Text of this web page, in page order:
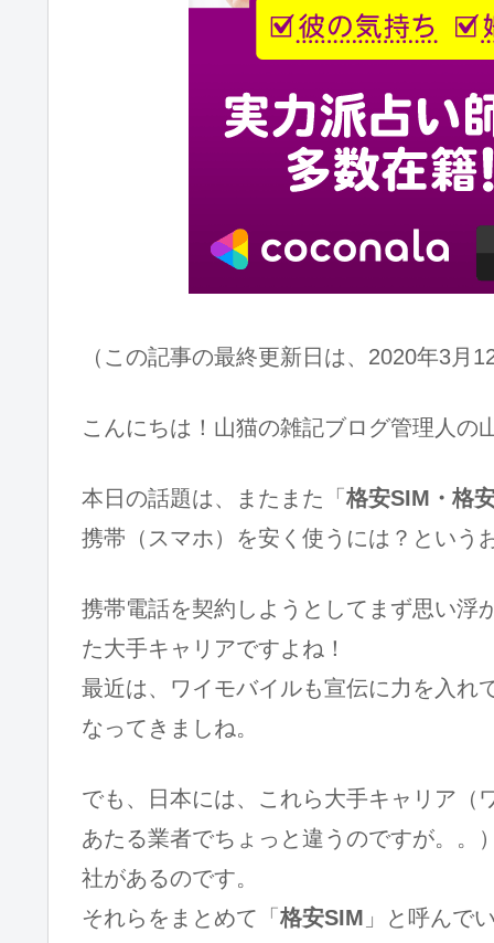
（この記事の最終更新日は、2020年3月
こんにちは！山猫の雑記ブログ管理人の
本日の話題は、またまた「 格安SIM・格
携帯（スマホ）を安く使うには？という
携帯電話を契約しようとしてまず思い浮
た大手キャリアですよね！
最近は、ワイモバイルも宣伝に力を入れ
なってきましね。
でも、日本には、これら大手キャリア（
あたる業者でちょっと違うのですが。。
社があるのです。
それらをまとめて「 格安SIM 」と呼んで